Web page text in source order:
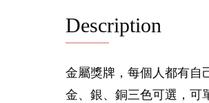
Description
金屬獎牌，每個人都有自
金、銀、銅三色可選，可